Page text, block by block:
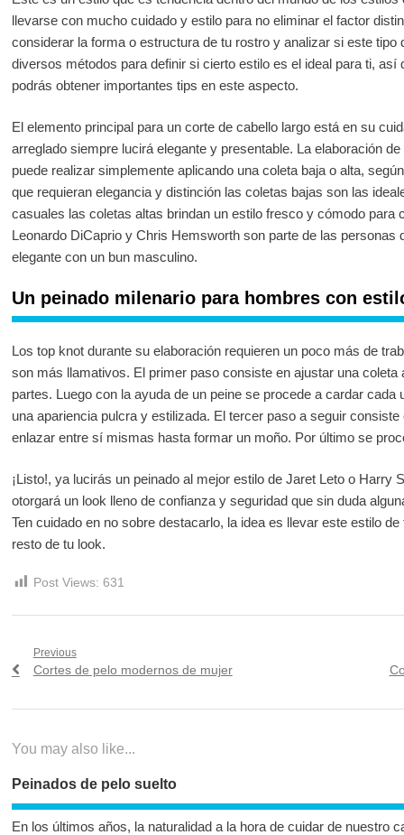
llevarse con mucho cuidado y estilo para no eliminar el factor
considerar la forma o estructura de tu rostro y analizar si este tipo
diversos métodos para definir si cierto estilo es el ideal para ti, así
podrás obtener importantes tips en este aspecto.
El elemento principal para un corte de cabello largo está en su
arreglado siempre lucirá elegante y presentable. La elaboración
puede realizar simplemente aplicando una coleta baja o alta,
que requieran elegancia y distinción las coletas bajas son las
casuales las coletas altas brindan un estilo fresco y cómodo para
Leonardo DiCaprio y Chris Hemsworth son parte de las personas
elegante con un bun masculino.
Un peinado milenario para hombres con
Los top knot durante su elaboración requieren un poco más de
son más llamativos. El primer paso consiste en ajustar una coleta
partes. Luego con la ayuda de un peine se procede a cardar cada
una apariencia pulcra y estilizada. El tercer paso a seguir
enlazar entre sí mismas hasta formar un moño. Por último se
¡Listo!, ya lucirás un peinado al mejor estilo de Jaret Leto o Harry
otorgará un look lleno de confianza y seguridad que sin duda
Ten cuidado en no sobre destacarlo, la idea es llevar este estilo
resto de tu look.
Post Views: 631
Navegación
Previous
Previous
Cortes de pelo modernos de mujer
You may also like...
Peinados de pelo suelto
En los últimos años, la naturalidad a la hora de cuidar de nuestro